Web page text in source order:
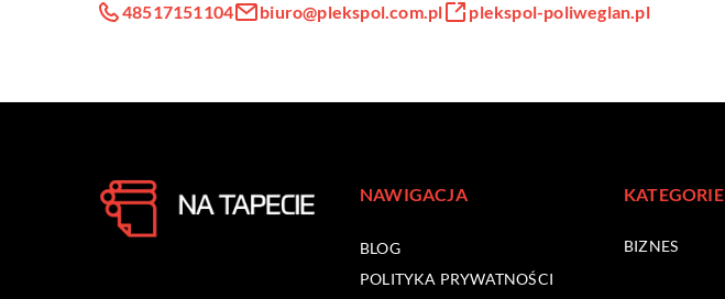
48517151104 biuro@plekspol.com.pl plekspol-poliweglan.pl
NAWIGACJA
BLOG
POLITYKA PRYWATNOŚCI
KATEGORIE
BIZNES